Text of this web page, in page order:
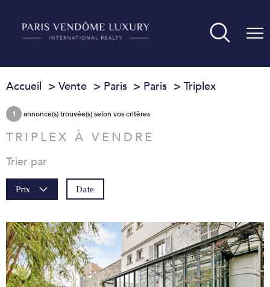
Accueil Vente Paris Paris Triplex
1 annonce(s) trouvée(s) selon vos critères
TRIPLEX À VENDRE
Trier par
Prix Date